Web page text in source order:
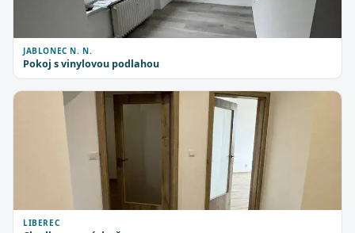
JABLONEC N. N.
Pokoj s vinylovou podlahou
LIBEREC